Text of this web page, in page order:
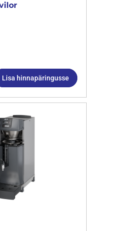
Lisa hinnapäringusse